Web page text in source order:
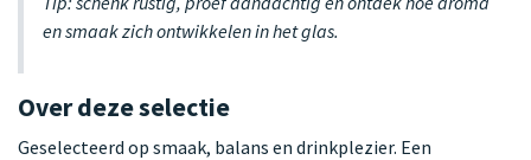
en smaak zich ontwikkelen in het glas.
Over deze selectie
Geselecteerd op smaak, balans en drinkplezier. Een